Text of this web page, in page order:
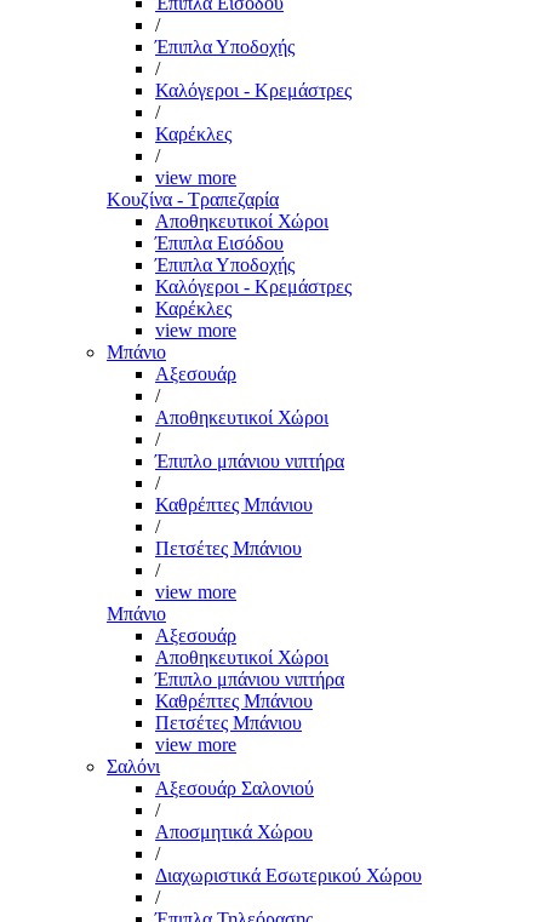
/
Έπιπλα Υποδοχής
/
Καλόγεροι - Κρεμάστρες
/
Καρέκλες
/
view more
Κουζίνα - Τραπεζαρία
Αποθηκευτικοί Χώροι
Έπιπλα Εισόδου
Έπιπλα Υποδοχής
Καλόγεροι - Κρεμάστρες
Καρέκλες
view more
Μπάνιο
Αξεσουάρ
/
Αποθηκευτικοί Χώροι
/
Έπιπλο μπάνιου νιπτήρα
/
Καθρέπτες Μπάνιου
/
Πετσέτες Μπάνιου
/
view more
Μπάνιο
Αξεσουάρ
Αποθηκευτικοί Χώροι
Έπιπλο μπάνιου νιπτήρα
Καθρέπτες Μπάνιου
Πετσέτες Μπάνιου
view more
Σαλόνι
Αξεσουάρ Σαλονιού
/
Αποσμητικά Χώρου
/
Διαχωριστικά Εσωτερικού Χώρου
/